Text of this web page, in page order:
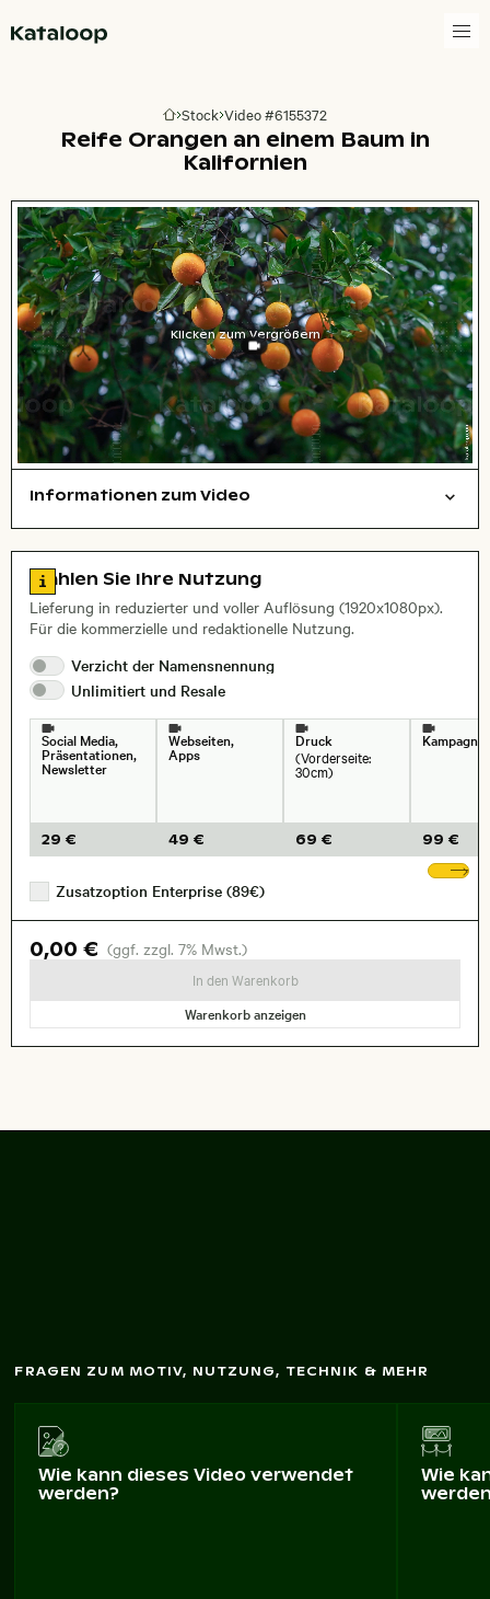
Zur Homepage
Stock Video #6155372
Reife Orangen an einem Baum in
Kalifornien
Klicken zum Vergrößern
Informationen zum Video
Zu den Lizenzinformationen springen
Wählen Sie Ihre Nutzung
Lieferung in reduzierter und voller Auflösung (1920x1080px).
Für die kommerzielle und redaktionelle Nutzung.
Verzicht der Namensnennung
Unlimitiert und Resale
Social Media,
Präsentationen,
Newsletter
29 €
Webseiten,
Apps
49 €
Druck
(Vorderseite:
30cm)
69 € 99 €
Zusatzoption Enterprise (89€)
0,00 € (ggf. zzgl. 7% Mwst.)
In den Warenkorb
Warenkorb anzeigen
Reife O
einem
Baum
in
FRAGEN ZUM MOTIV, NUTZUNG, TECHNIK & MEHR
Wie kann dieses Video verwendet
werden?
Wie